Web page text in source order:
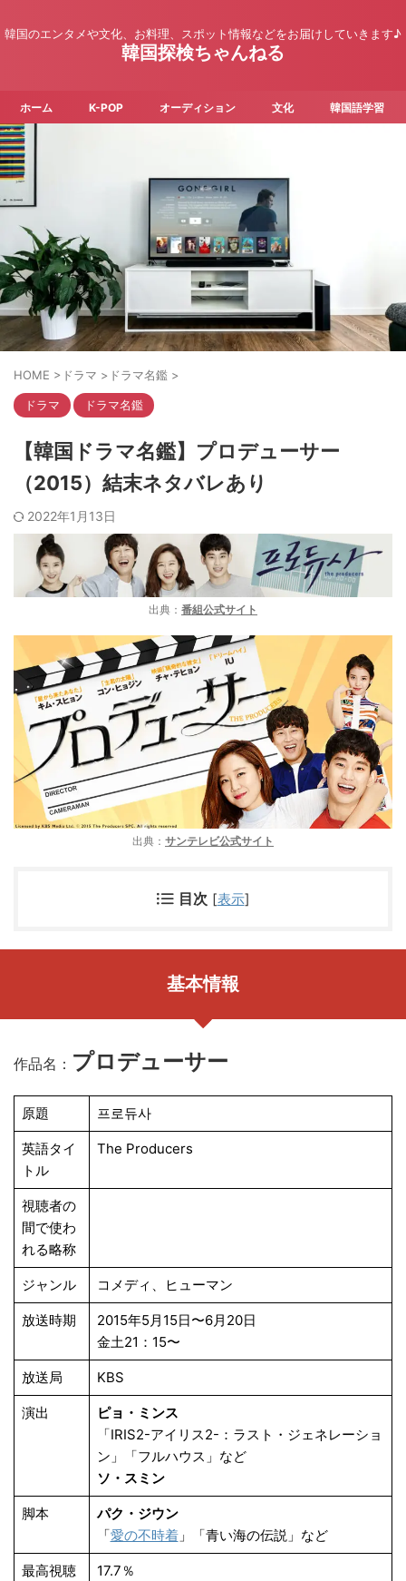
韓国のエンタメや文化、お料理、スポット情報などをお届けしていきます♪
韓国探検ちゃんねる
ホーム K-POP オーディション 文化 韓国語学習
HOME > ドラマ > ドラマ名鑑 >
ドラマ ドラマ名鑑
【韓国ドラマ名鑑】プロデューサー
（2015）結末ネタバレあり
2022年1月13日
出典： 番組公式サイト
出典： サンテレビ公式サイト
目次 [表示]
基本情報
作品名： プロデューサー
原題 프로듀사
英語タイ
トル
The Producers
視聴者の
間で使わ
れる略称
ジャンル コメディ、ヒューマン
放送時期
2015年5月15日〜6月20日
金土21：15〜
放送局 KBS
演出
ピョ・ミンス
「IRIS2-アイリス2-：ラスト・ジェネレーショ
ン」「フルハウス」など
ソ・スミン
脚本
パク・ジウン
「愛の不時着」「青い海の伝説」など
最高視聴
17.7％